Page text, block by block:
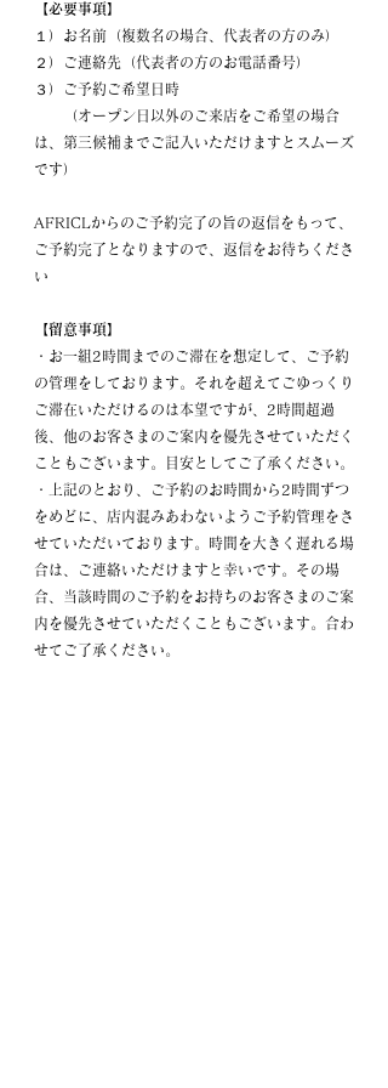
【必要事項】
１）お名前（複数名の場合、代表者の方のみ）
２）ご連絡先（代表者の方のお電話番号）
３）ご予約ご希望日時
（オープン日以外のご来店をご希望の場合
は、第三候補までご記入いただけますとスムーズ
です）
AFRICLからのご予約完了の旨の返信をもって、
ご予約完了となりますので、返信をお待ちくださ
い
【留意事項】
・お一組2時間までのご滞在を想定して、ご予約
の管理をしております。それを超えてごゆっくり
ご滞在いただけるのは本望ですが、2時間超過
後、他のお客さまのご案内を優先させていただく
こともございます。目安としてご了承ください。
・上記のとおり、ご予約のお時間から2時間ずつ
をめどに、店内混みあわないようご予約管理をさ
せていただいております。時間を大きく遅れる場
合は、ご連絡いただけますと幸いです。その場
合、当該時間のご予約をお持ちのお客さまのご案
内を優先させていただくこともございます。合わ
せてご了承ください。